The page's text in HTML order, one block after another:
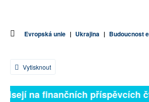
Evropská unie | Ukrajina | Budoucnost
Vytisknout
na finančních příspěvcích